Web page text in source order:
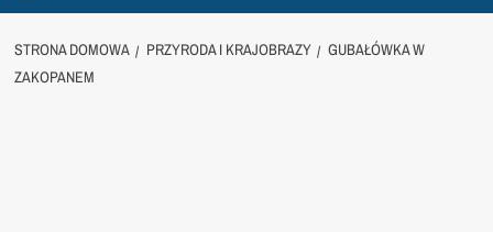
STRONA DOMOWA PRZYRODA I KRAJOBRAZY
GUBAŁÓWKA W
ZAKOPANEM